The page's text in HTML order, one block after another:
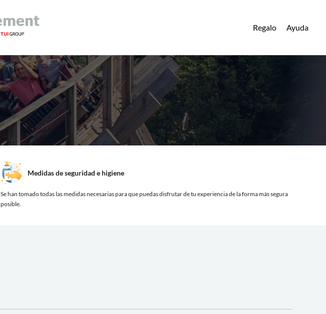
Regalo Ayuda
Medidas de seguridad e higiene
Se han tomado todas las medidas necesarias para que puedas disfrutar de tu experiencia de la forma más segura
posible.